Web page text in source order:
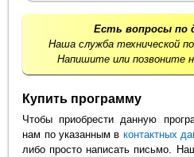
Есть вопросы по
Наша служба технической
Напишите или позвоните
Купить программу
Чтобы приобрести данную
нам по указанным в контактных
либо просто написать письмо.